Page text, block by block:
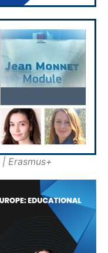
Erasmus+